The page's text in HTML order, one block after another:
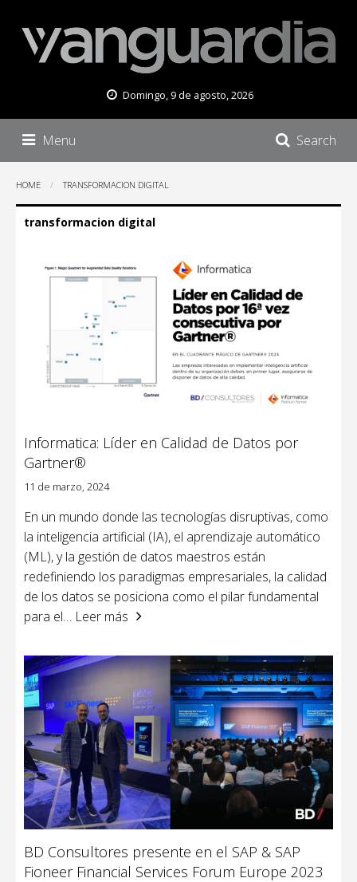
Domingo, 9 de agosto, 2026
Menu Search
HOME TRANSFORMACION DIGITAL
transformacion digital
Informatica: Líder en Calidad de Datos por
Gartner®
11 de marzo, 2024
En un mundo donde las tecnologías disruptivas, como
la inteligencia artificial (IA), el aprendizaje automático
(ML), y la gestión de datos maestros están
redefiniendo los paradigmas empresariales, la calidad
de los datos se posiciona como el pilar fundamental
para el… Leer más
BD Consultores presente en el SAP & SAP
Fioneer Financial Services Forum Europe 2023